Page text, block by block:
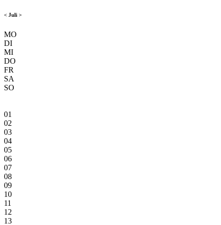
< Juli >
MO
DI
MI
DO
FR
SA
SO
01
02
03
04
05
06
07
08
09
10
11
12
13